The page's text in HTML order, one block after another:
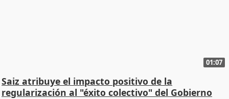
01:07
Saiz atribuye el impacto positivo de la
regularización al "éxito colectivo" del Gobierno